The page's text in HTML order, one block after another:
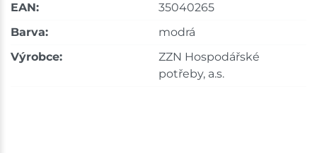
Skladem na prodejně - doručení do 7 dnů
EAN:
35040265
Barva:
modrá
Výrobce:
ZZN Hospodářské
potřeby, a.s.